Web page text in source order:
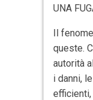
UNA
Il
queste.
autorità
i danni,